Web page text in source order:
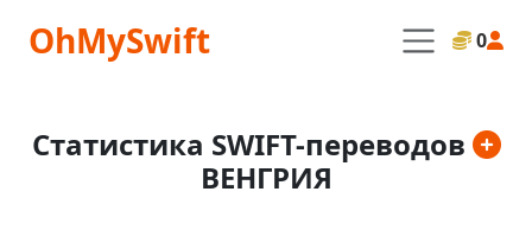
OhMySwift 0
Статистика SWIFT-переводов
ВЕНГРИЯ